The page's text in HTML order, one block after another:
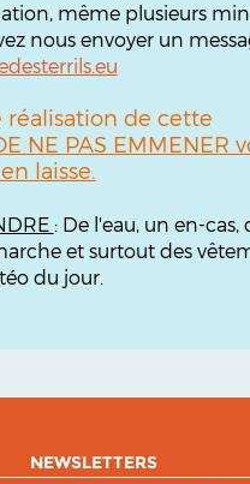
même plusieurs
nous envoyer un
réalisation de cette
NE PAS EMMENER
laisse.
: De l'eau, un en-cas,
et surtout des
du jour.
NEWSLETTERS